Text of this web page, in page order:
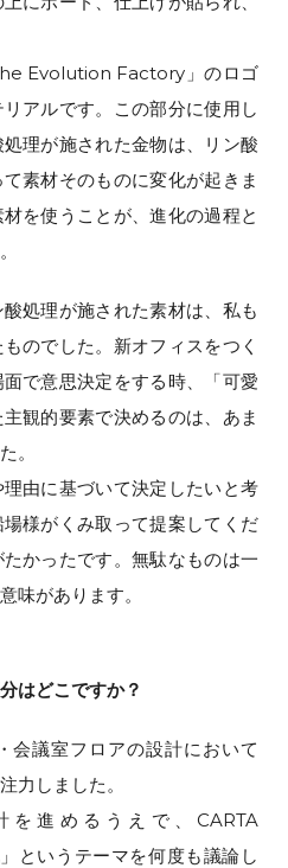
Evolution Factory」のロゴ
アルです。この部分に使用し
理が施された金物は、リン酸
素材そのものに変化が起きま
を使うことが、進化の過程と
処理が施された素材は、私も
のでした。新オフィスをつく
で意思決定をする時、「可愛
観的要素で決めるのは、あま
。
由に基づいて決定したいと考
様がくみ取って提案してくだ
かったです。無駄なものは一
味があります。
はどこですか？
会議室フロアの設計において
力しました。
進めるうえで、CARTA
というテーマを何度も議論し